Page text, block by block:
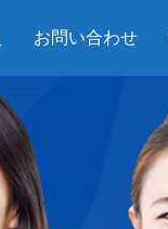
お問い合わせ